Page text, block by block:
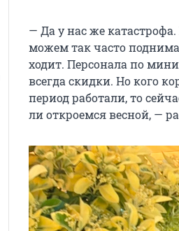
— Да у нас же
можем так часто
ходит. Персонала по
всегда скидки. Но кого
период работали, то
ли откроемся весной, —